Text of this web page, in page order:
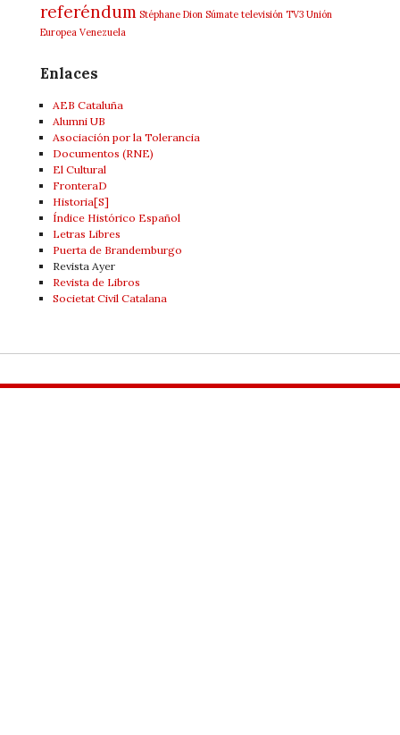
referéndum Stéphane Dion Súmate televisión TV3 Unión
Europea Venezuela
Enlaces
AEB Cataluña
Alumni UB
Asociación por la Tolerancia
Documentos (RNE)
El Cultural
FronteraD
Historia[S]
Índice Histórico Español
Letras Libres
Puerta de Brandemburgo
Revista Ayer
Revista de Libros
Societat Civil Catalana